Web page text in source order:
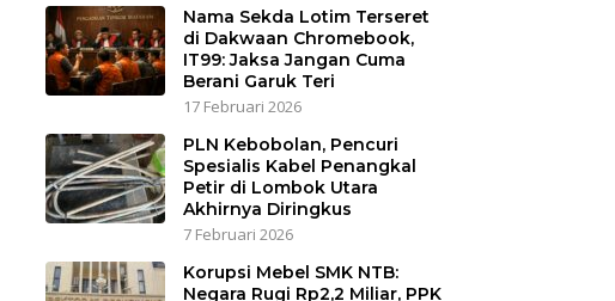
Nama Sekda Lotim Terseret
di Dakwaan Chromebook,
IT99: Jaksa Jangan Cuma
Berani Garuk Teri
17 Februari 2026
PLN Kebobolan, Pencuri
Spesialis Kabel Penangkal
Petir di Lombok Utara
Akhirnya Diringkus
7 Februari 2026
Korupsi Mebel SMK NTB:
Negara Rugi Rp2,2 Miliar, PPK